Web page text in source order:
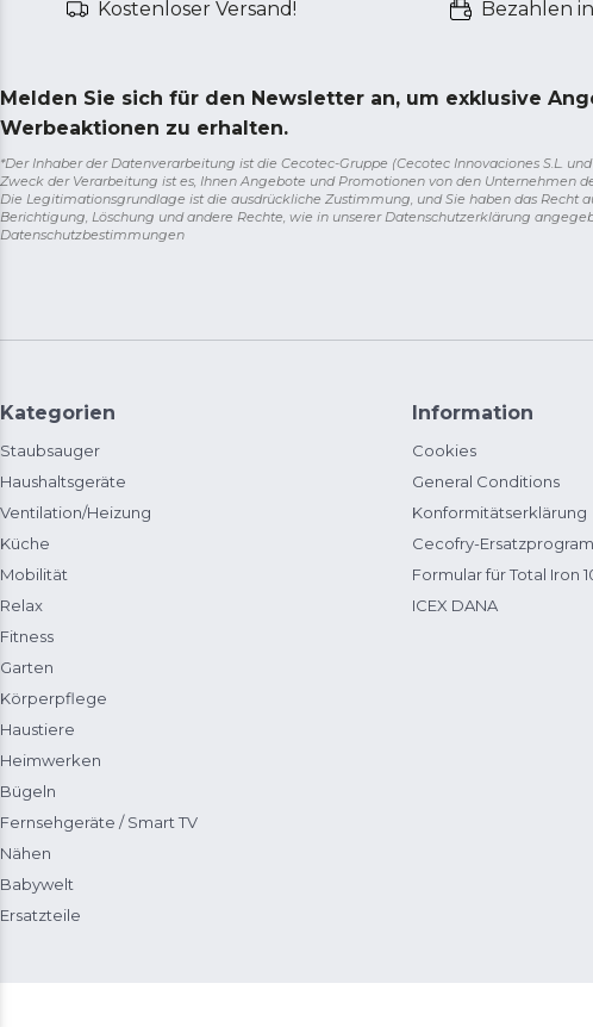
Kostenloser Versand! Bezahlen
Melden Sie sich für den Newsletter an, um exklusive
Werbeaktionen zu erhalten.
*Der Inhaber der Datenverarbeitung ist die Cecotec-Gruppe (Cecotec Innovaciones S.L.
Zweck der Verarbeitung ist es, Ihnen Angebote und Promotionen von den Unternehmen
Die Legitimationsgrundlage ist die ausdrückliche Zustimmung, und Sie haben das Recht
Berichtigung, Löschung und andere Rechte, wie in unserer Datenschutzerklärung
Datenschutzbestimmungen
Kategorien
Staubsauger
Haushaltsgeräte
Ventilation/Heizung
Küche
Mobilität
Relax
Fitness
Garten
Körperpflege
Haustiere
Heimwerken
Bügeln
Fernsehgeräte / Smart TV
Nähen
Babywelt
Ersatzteile
Information
Cookies
General Conditions
Konformitätserklärung
Cecofry-
Formular für Total Iron
ICEX DANA